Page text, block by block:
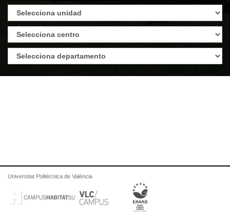
Universitat Politècnica de València